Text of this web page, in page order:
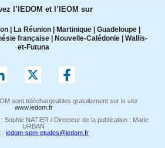
l’IEDOM et l’IEOM sur
| La Réunion| Martinique| Guadeloupe|
française Nouvelle-Calédonie
Wallis-
et-Futuna
sont téléchargeables gratuitement sur le site
www.iedom.fr
Sophie NATIER / Directeur de la publication : Marie
URBAN
: iedom-spm-etudes@iedom.fr